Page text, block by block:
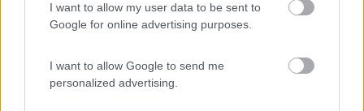
I want to allow my user data to be sent to
Google for online advertising purposes.
I want to allow Google to send me
personalized advertising.
devi verificare la continuità dei singoli conduttori tra fine linea e
partenza dal magnetotermico. Capire con siccurezza quale è il
per attaccarci un cavo nuovo e usarlo per tirare dentro il nuovo.